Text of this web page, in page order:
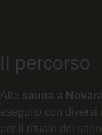
Il percorso
Alla sauna a Novara
eseguito con diversi
per il rituale del